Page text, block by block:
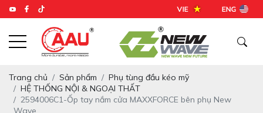
Trang chủ Sản phẩm
Phụ tùng đầu kéo mỹ
HỆ THỐNG NỘI & NGOẠI THẤT
2594006C1-Ốp tay nắm cửa MAXXFORCE bên phụ New
Wave